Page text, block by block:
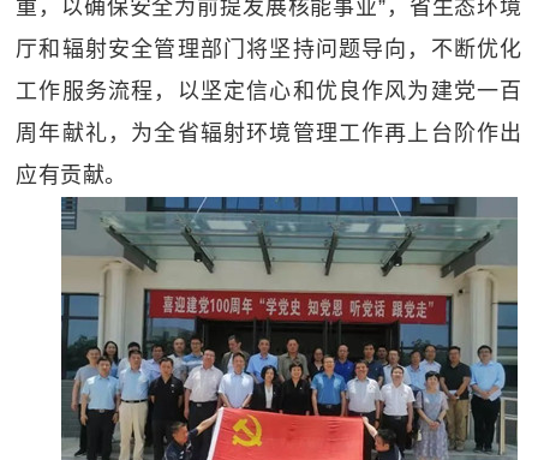
重，以确保安全为前提发展核能事业”，省生态环境
厅和辐射安全管理部门将坚持问题导向，不断优化
工作服务流程，以坚定信心和优良作风为建党一百
周年献礼，为全省辐射环境管理工作再上台阶作出
应有贡献。